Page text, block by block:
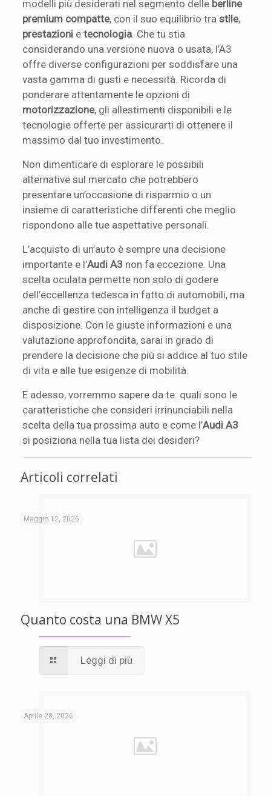
modelli più desiderati nel segmento delle berline
premium compatte, con il suo equilibrio trastile,
prestazioni etecnologia . Che tu stia
considerando una versione nuova o usata, l’A3
offre diverse configurazioni per soddisfare una
vasta gamma di gusti e necessità. Ricorda di
ponderare attentamente le opzioni di
motorizzazione, gli allestimenti disponibili e le
tecnologie offerte per assicurarti di ottenere il
massimo dal tuo investimento.
Non dimenticare di esplorare le possibili
alternative sul mercato che potrebbero
presentare un’occasione di risparmio o un
insieme di caratteristiche differenti che meglio
rispondono alle tue aspettative personali.
L’acquisto di un’auto è sempre una decisione
importante e l’Audi A3 non fa eccezione. Una
scelta oculata permette non solo di godere
dell’eccellenza tedesca in fatto di automobili, ma
anche di gestire con intelligenza il budget a
disposizione. Con le giuste informazioni e una
valutazione approfondita, sarai in grado di
prendere la decisione che più si addice al tuo stile
di vita e alle tue esigenze di mobilità.
E adesso, vorremmo sapere da te: quali sono le
caratteristiche che consideri irrinunciabili nella
scelta della tua prossima auto e come l’Audi A3
si posiziona nella tua lista dei desideri?
Articoli correlati
Maggio 12, 2026
Quanto costa una BMW X5
Leggi di più
Aprile 28, 2026